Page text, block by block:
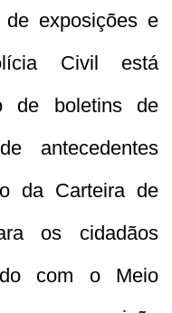
de exposições e
Civil está
de boletins de
antecedentes
da Carteira de
os cidadãos
com o Meio